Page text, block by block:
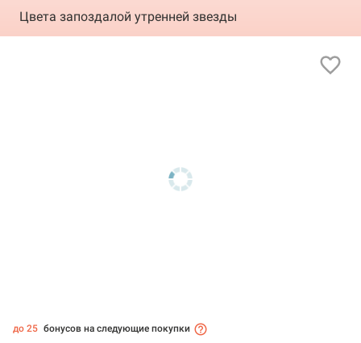
Цвета запоздалой утренней звезды
до 25 бонусов на следующие покупки